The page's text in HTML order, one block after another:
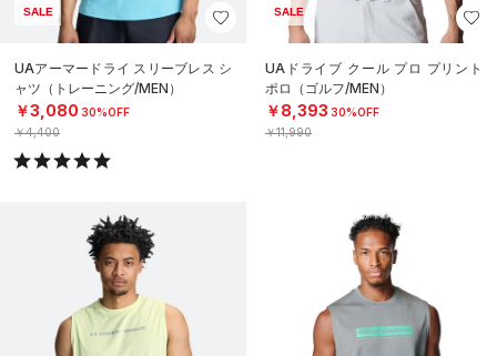
SALE
UAアーマードライ スリーブレス シ
ャツ（トレーニング/MEN）
￥3,080 30%OFF
￥4,400
SALE
UAドライブ クール プロ プリント
ポロ（ゴルフ/MEN）
￥8,393 30%OFF
￥11,990